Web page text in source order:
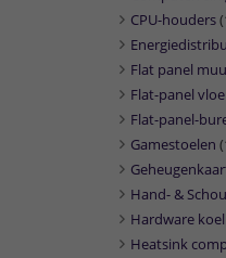
CPU-houders
Flat panel
Flat-panel
Flat-panel-
Gamestoelen
Hand- &
Hardware
Heatsink